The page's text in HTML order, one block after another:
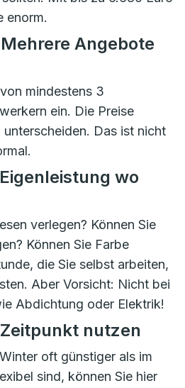
enorm.
Angebote
mindestens 3
ein. Die Preise
Das ist nicht
wo
verlegen? Können Sie
Können Sie Farbe
die Sie selbst arbeiten,
Aber Vorsicht: Nicht bei
Abdichtung oder Elektrik!
nutzen
oft günstiger als im
sind, können Sie hier